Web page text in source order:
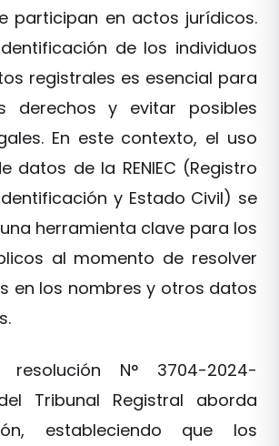
participan en actos jurídicos.
de los individuos
registrales es esencial para
derechos y evitar posibles
En este contexto, el uso
datos de la RENIEC (Registro
y Estado Civil) se
herramienta clave para los
al momento de resolver
en los nombres y otros datos
resolución N° 3704-2024-
del Tribunal Registral aborda
estableciendo que los